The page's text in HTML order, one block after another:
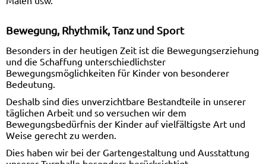
Bewegung, Rhythmik, Tanz und Sport
Besonders in der heutigen Zeit ist die Bewegungserziehung
und die Schaffung unterschiedlichster
Bewegungsmöglichkeiten für Kinder von besonderer
Bedeutung.
Deshalb sind dies unverzichtbare Bestandteile in unserer
täglichen Arbeit und so versuchen wir dem
Bewegungsbedürfnis der Kinder auf vielfältigste Art und
Weise gerecht zu werden.
Dies haben wir bei der Gartengestaltung und Ausstattung